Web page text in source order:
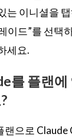
는 이니셜을
이드”를 선택
세요.
를 플랜
랜으로 Claude